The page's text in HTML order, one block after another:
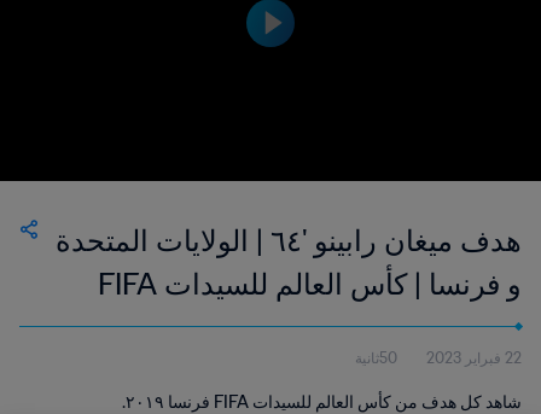
هدف ميغان رابينو '٦٤ | الولايات المتحدة
و فرنسا | كأس العالم للسيدات FIFA
فرنسا ٢٠١٩
22 فبراير 2023 50ثانية
شاهد كل هدف من كأس العالم للسيدات FIFA فرنسا ٢٠١٩.